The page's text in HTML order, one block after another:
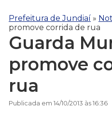
Prefeitura de Jundiaí »
promove corrida de rua
Guarda
promove
rua
Publicada em 14/10/2013 às 16:36